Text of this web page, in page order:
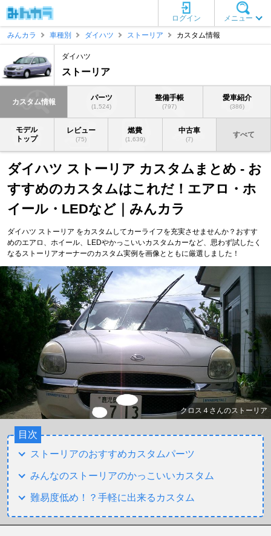
メニュー
ログイン
みんカラ
車種別 ダイハツ ストーリア カスタム情報
ダイハツ
ストーリア
カスタム情報 パーツ
(1,524)
整備手帳
(797)
愛車紹介
(386)
モデル
トップ
レビュー
(75)
燃費
(1,639)
中古車
(7)
すべて
ダイハツ ストーリア カスタムまとめ - お
すすめのカスタムはこれだ！エアロ・ホ
イール・LEDなど｜みんカラ
ダイハツ ストーリア をカスタムしてカーライフを充実させませんか？おすす
めのエアロ、ホイール、LEDやかっこいいカスタムカーなど、思わず試したく
なるストーリアオーナーのカスタム実例を画像とともに厳選しました！
クロス４さんのストーリア
目次
ストーリアのおすすめカスタムパーツ
みんなのストーリアのかっこいいカスタム
難易度低め！？手軽に出来るカスタム